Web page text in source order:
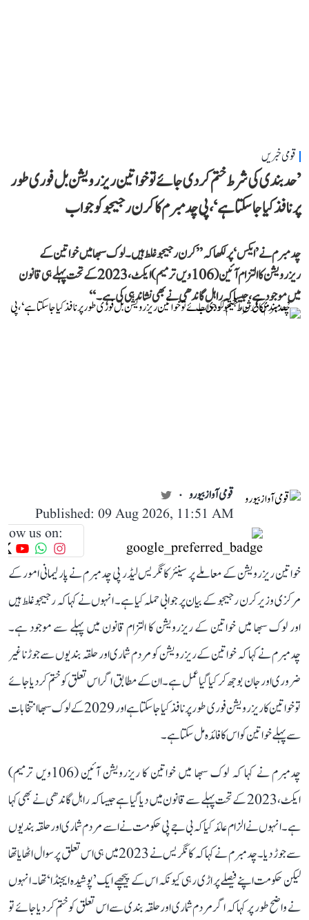
قومی خبریں
’حد بندی کی شرط ختم کر دی جائے تو خواتین ریزرویشن بل فوری طور
پر نافذ کیا جا سکتا ہے‘، پی چدمبرم کا کرن رجیجو کو جواب
چدمبرم نے ’ایکس‘ پر لکھا کہ ’’کرن رجیجو غلط ہیں۔ لوک سبھا میں خواتین کے
ریزرویشن کا التزام آئین (106ویں ترمیم) ایکٹ، 2023 کے تحت پہلے ہی قانون
میں موجود ہے، جیسا کہ راہل گاندھی نے بھی نشاندہی کی ہے۔‘‘
قومی آواز بیورو
Published: 09 Aug 2026, 11:51 AM
us on:
خواتین ریزرویشن کے معاملے پر سینئر کانگریس لیڈر پی چدمبرم نے پارلیمانی امور کے
مرکزی وزیر کرن رجیجو کے بیان پر جوابی حملہ کیا ہے۔ انہوں نے کہا کہ رجیجو غلط ہیں
اور لوک سبھا میں خواتین کے ریزرویشن کا التزام قانون میں پہلے سے موجود ہے۔
چدمبرم نے کہا کہ خواتین کے ریزرویشن کو مردم شماری اور حلقہ بندیوں سے جوڑنا غیر
ضروری اور جان بوجھ کر کیا گیا عمل ہے۔ ان کے مطابق اگر اس تعلق کو ختم کر دیا جائے
تو خواتین کا ریزرویشن فوری طور پر نافذ کیا جا سکتا ہے اور 2029 کے لوک سبھا انتخابات
سے پہلے خواتین کو اس کا فائدہ مل سکتا ہے۔
چدمبرم نے کہا کہ لوک سبھا میں خواتین کا ریزرویشن آئین (106ویں ترمیم)
ایکٹ، 2023 کے تحت پہلے سے قانون میں دیا گیا ہے جیسا کہ راہل گاندھی نے بھی کہا
ہے۔ انہوں نے الزام عائد کیا کہ بی جے پی حکومت نے اسے مردم شماری اور حلقہ بندیوں
سے جوڑ دیا۔ چدمبرم نے کہا کہ کانگریس نے 2023 میں ہی اس تعلق پر سوال اٹھایا تھا
لیکن حکومت اپنے فیصلے پر اڑی رہی کیونکہ اس کے پیچھے ایک ’پوشیدہ ایجنڈا‘ تھا۔ انہوں
نے واضح طور پر کہا کہ اگر مردم شماری اور حلقہ بندی سے اس تعلق کو ختم کر دیا جائے تو